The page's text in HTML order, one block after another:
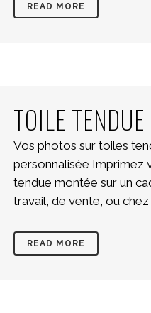
READ MORE
TOILE
Vos photos sur toiles
personnalisée Imprimez
tendue montée sur un
travail, de vente, ou
READ MORE